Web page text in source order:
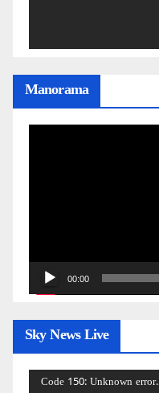
Manorama
00:00
Sky News Live
Video
Code 150: Unknown error.